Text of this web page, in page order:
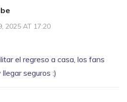
2025 AT 17:20
el regreso a casa, los fans
seguros :)